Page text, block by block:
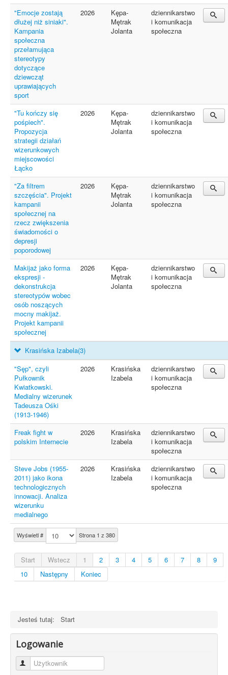
Wyświetl # Strona 1 z 380
Start Wstecz 1 2 3 4 5 6 7 8
9
10
Następny Koniec
"Emocje zostają
dłużej niż siniaki".
Kampania
społeczna
przełamująca
stereotypy
dotyczące
dziewcząt
uprawiających
sport
2026
Kępa-
Mętrak
Jolanta
dziennikarstwo
i komunikacja
społeczna
"Tu kończy się
pośpiech".
Propozycja
strategii działań
wizerunkowych
miejscowości
Łącko
2026
Kępa-
Mętrak
Jolanta
dziennikarstwo
i komunikacja
społeczna
"Za filtrem
szczęścia". Projekt
kampanii
społecznej na
rzecz zwiększenia
świadomości o
depresji
poporodowej
2026
Kępa-
Mętrak
Jolanta
dziennikarstwo
i komunikacja
społeczna
Makijaż jako forma
ekspresji -
dekonstrukcja
stereotypów wobec
osób noszących
mocny makijaż.
Projekt kampanii
społecznej
2026
Kępa-
Mętrak
Jolanta
dziennikarstwo
i komunikacja
społeczna
Krasińska Izabela(3)
"Sęp", czyli
Pułkownik
Kwiatkowski.
Medialny wizerunek
Tadeusza Ośki
(1913-1946)
2026
Krasińska
Izabela
dziennikarstwo
i komunikacja
społeczna
Freak fight w
polskim Internecie
2026
Krasińska
Izabela
dziennikarstwo
i komunikacja
społeczna
Steve Jobs (1955-
2011) jako ikona
technologicznych
innowacji. Analiza
wizerunku
medialnego
2026
Krasińska
Izabela
dziennikarstwo
i komunikacja
społeczna
Jesteś tutaj: Start
Logowanie
Użytkownik